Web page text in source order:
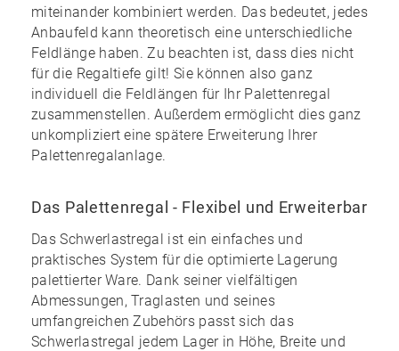
miteinander kombiniert werden. Das bedeutet, jedes
Anbaufeld kann theoretisch eine unterschiedliche
Feldlänge haben. Zu beachten ist, dass dies nicht
für die Regaltiefe gilt! Sie können also ganz
individuell die Feldlängen für Ihr Palettenregal
zusammenstellen. Außerdem ermöglicht dies ganz
unkompliziert eine spätere Erweiterung Ihrer
Palettenregalanlage.
Das Palettenregal - Flexibel und Erweiterbar
Das Schwerlastregal ist ein einfaches und
praktisches System für die optimierte Lagerung
palettierter Ware. Dank seiner vielfältigen
Abmessungen, Traglasten und seines
umfangreichen Zubehörs passt sich das
Schwerlastregal jedem Lager in Höhe, Breite und